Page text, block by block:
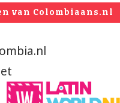
van Colombiaans.nl